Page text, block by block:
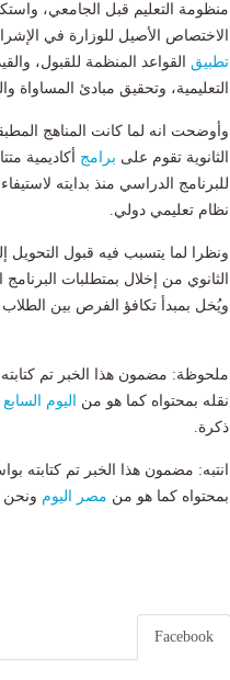
منظومة التعليم قبل الجامعي،
الاختصاص الأصيل للوزارة في
تطبيق القواعد المنظمة للقبول،
التعليمية، وتحقيق مبادئ المساواة
وأوضحت انه لما كانت المناهج
الثانوية تقوم على برامج أكاديمية
للبرنامج الدراسي منذ بدايته
نظام تعليمي دولي.
ونظرا لما يتسبب فيه قبول التحويل
الثانوي من إخلال بمتطلبات
ويُخل بمبدأ تكافؤ الفرص بين الطلاب
ملحوظة: مضمون هذا الخبر تم
نقله بمحتواه كما هو من
اليوم السابع
ذكرة.
انتبه: مضمون هذا الخبر تم كتابته
بمحتواه كما هو من مصر اليوم ونحن
Facebook